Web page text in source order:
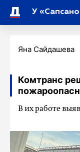
Яна Сайдашева
Комтранс
В их работе